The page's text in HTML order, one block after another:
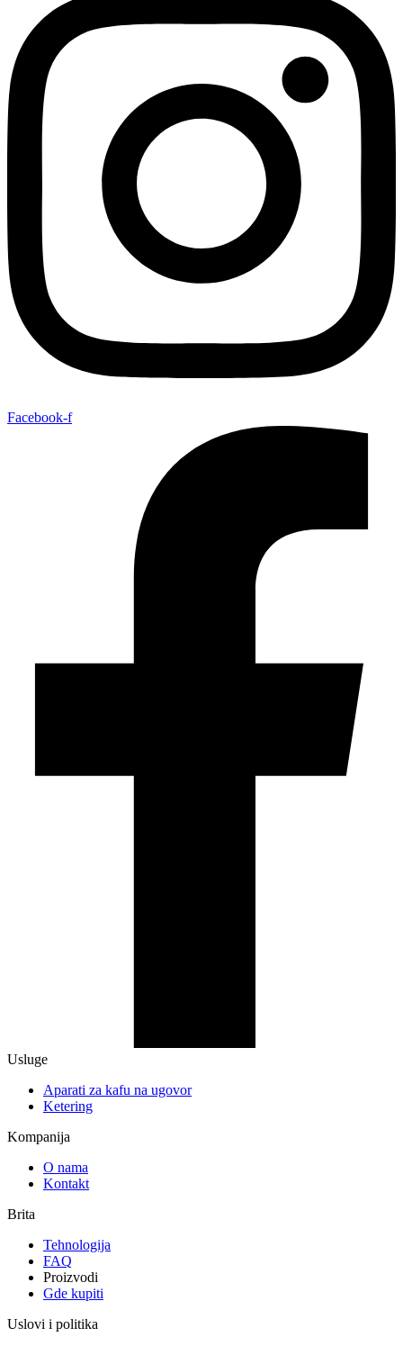
Facebook-f
Usluge
Aparati za kafu na ugovor
Ketering
Kompanija
O nama
Kontakt
Brita
Tehnologija
FAQ
Proizvodi
Gde kupiti
Uslovi i politika